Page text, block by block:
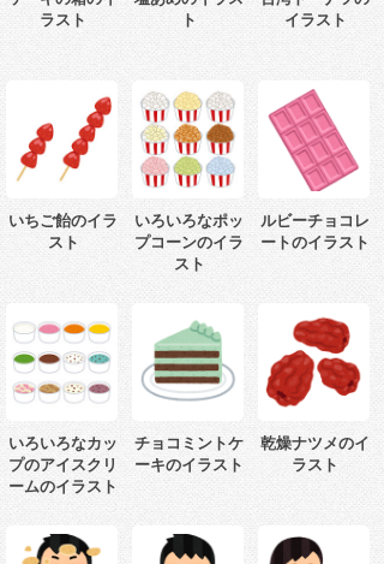
ラスト
ト
イラスト
いちご飴のイラ
スト
いろいろなポッ
プコーンのイラ
スト
ルビーチョコレ
ートのイラスト
いろいろなカッ
プのアイスクリ
ームのイラスト
チョコミントケ
ーキのイラスト
乾燥ナツメのイ
ラスト